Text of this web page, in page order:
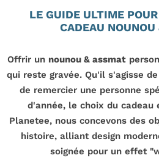
LE GUIDE ULTIME
CADEAU
Offrir un nounou & assmat
qui reste gravée. Qu'il s'agisse
de remercier une personne
d'année, le choix du cadeau
Planetee, nous concevons des
histoire, alliant design
soignée pour un effet